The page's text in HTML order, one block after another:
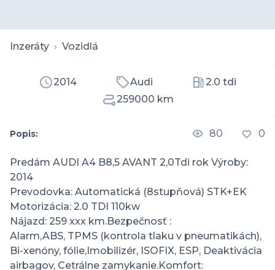
Inzeráty › Vozidlá
2014 Audi
2.0 tdi
259000 km
Popis:
Predám AUDI A4 B8,5 AVANT 2,0Tdi rok Výroby:
2014
Prevodovka: Automatická (8stupňová) STK+EK
Motorizácia: 2.0 TDI 110kw
Nájazd: 259 xxx km.Bezpečnosť :
Alarm,ABS, TPMS (kontrola tlaku v pneumatikách),
Bi-xenóny, fólie,Imobilizér, ISOFIX, ESP, Deaktivácia
airbagov, Cetrálne zamykanie.Komfort:
80 0